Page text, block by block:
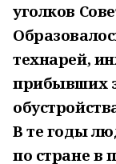
уголков
технарей,
прибывших
В те годы
по стране в